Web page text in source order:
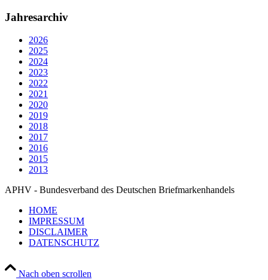
Jahresarchiv
2026
2025
2024
2023
2022
2021
2020
2019
2018
2017
2016
2015
2013
APHV - Bundesverband des Deutschen Briefmarkenhandels
HOME
IMPRESSUM
DISCLAIMER
DATENSCHUTZ
Nach oben scrollen